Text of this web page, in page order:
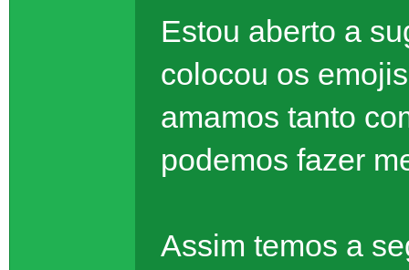
Estou aberto a
colocou os
amamos tanto
podemos fazer
Assim temos a